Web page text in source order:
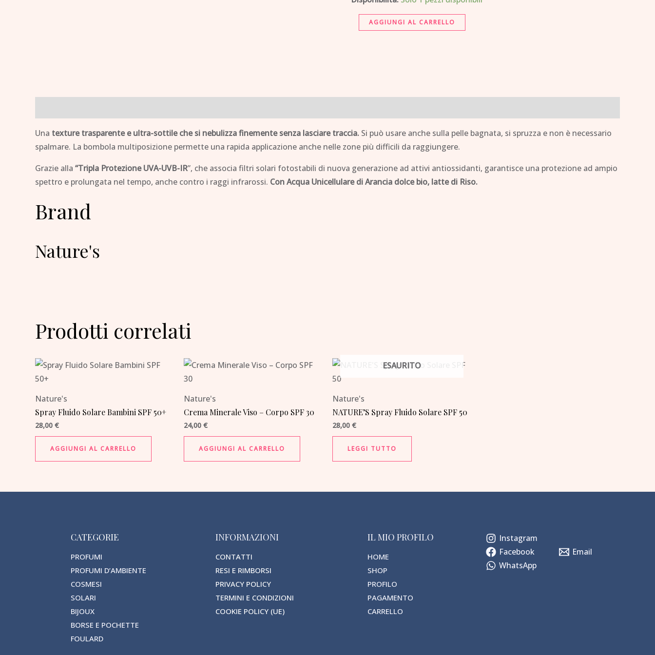
AGGIUNGI AL CARRELLO
Una texture trasparente e ultra-sottile che si nebulizza finemente senza lasciare traccia. Si può usare anche sulla pelle bagnata, si spruzza e non è necessario
spalmare. La bombola multiposizione permette una rapida applicazione anche nelle zone più difficili da raggiungere.
Grazie alla “Tripla Protezione UVA-UVB-IR”, che associa filtri solari fotostabili di nuova generazione ad attivi antiossidanti, garantisce una protezione ad ampio
spettro e prolungata nel tempo, anche contro i raggi infrarossi. Con Acqua Unicellulare di Arancia dolce bio, latte di Riso.
Brand
Nature's
Prodotti correlati
Nature's
Spray Fluido Solare Bambini SPF 50+
28,00 €
AGGIUNGI AL CARRELLO
Nature's
Crema Minerale Viso – Corpo SPF 30
24,00 €
AGGIUNGI AL CARRELLO
ESAURITO
Nature's
NATURE’S Spray Fluido Solare SPF 50
28,00 €
LEGGI TUTTO
CATEGORIE
PROFUMI
PROFUMI D’AMBIENTE
COSMESI
SOLARI
BIJOUX
BORSE E POCHETTE
FOULARD
INFORMAZIONI
CONTATTI
RESI E RIMBORSI
PRIVACY POLICY
TERMINI E CONDIZIONI
COOKIE POLICY (UE)
IL MIO PROFILO
HOME
SHOP
PROFILO
PAGAMENTO
CARRELLO
Instagram
Facebook
Email
WhatsApp